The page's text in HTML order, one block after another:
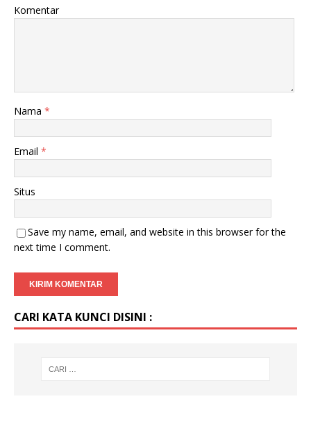
Komentar
Nama *
Email *
Situs
Save my name, email, and website in this browser for the
next time I comment.
CARI KATA KUNCI DISINI :